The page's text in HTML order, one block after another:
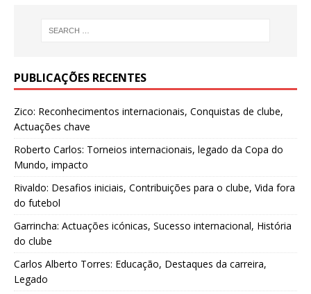
PUBLICAÇÕES RECENTES
Zico: Reconhecimentos internacionais, Conquistas de clube,
Actuações chave
Roberto Carlos: Torneios internacionais, legado da Copa do
Mundo, impacto
Rivaldo: Desafios iniciais, Contribuições para o clube, Vida fora
do futebol
Garrincha: Actuações icónicas, Sucesso internacional, História
do clube
Carlos Alberto Torres: Educação, Destaques da carreira,
Legado